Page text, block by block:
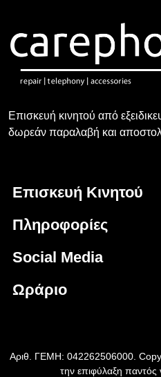
Επισκευή κινητού από
δωρεάν παραλαβή και
Επισκευή Κινητού
Πληροφορίες
Social Media
Ωράριο
Αριθ. ΓΕΜΗ: 042262506000.
την επιφύλαξη παντός